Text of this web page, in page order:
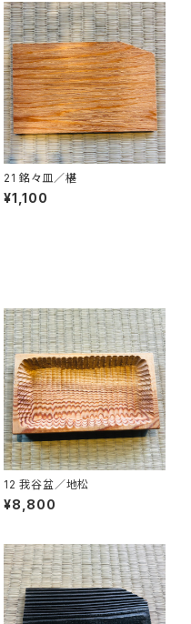
21 銘々皿／椹
¥1,100
12 我谷盆／地松
¥8,800